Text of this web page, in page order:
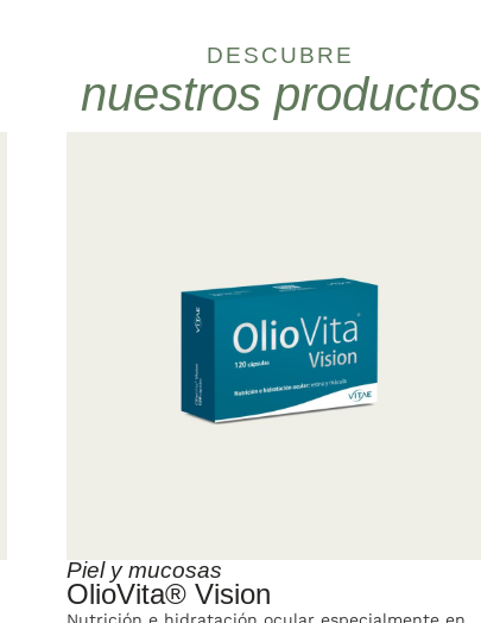
DESCUBRE
nuestros productos
Piel y mucosas
OlioVita® Vision
Nutrición e hidratación ocular especialmente en